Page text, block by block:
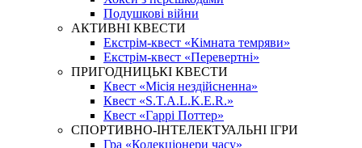
Подушкові війни
АКТИВНІ КВЕСТИ
Екстрім-квест «Кімната темряви»
Екстрім-квест «Перевертні»
ПРИГОДНИЦЬКІ КВЕСТИ
Квест «Місія нездійсненна»
Квест «S.T.A.L.K.E.R.»
Квест «Гаррі Поттер»
СПОРТИВНО-ІНТЕЛЕКТУАЛЬНІ ІГРИ
Гра «Колекціонери часу»